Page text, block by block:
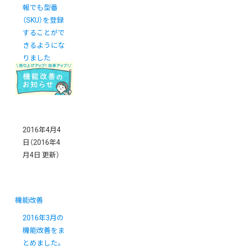
報でも型番
（SKU）を登録
することがで
きるようにな
りました
2016年4月4
日 （2016年4
月4日 更新）
機能改善
2016年3月の
機能改善をま
とめました。